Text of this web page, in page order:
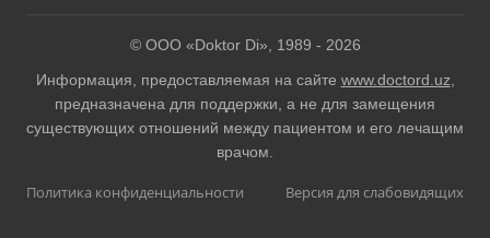
© ООО «Doktor Di», 1989 - 2026
Информация, предоставляемая на сайте www.doctord.uz
предназначена для поддержки, а не для замещения
существующих отношений между пациентом и его лечащим
врачом.
Политика конфиденциальности Версия для слабовидящих